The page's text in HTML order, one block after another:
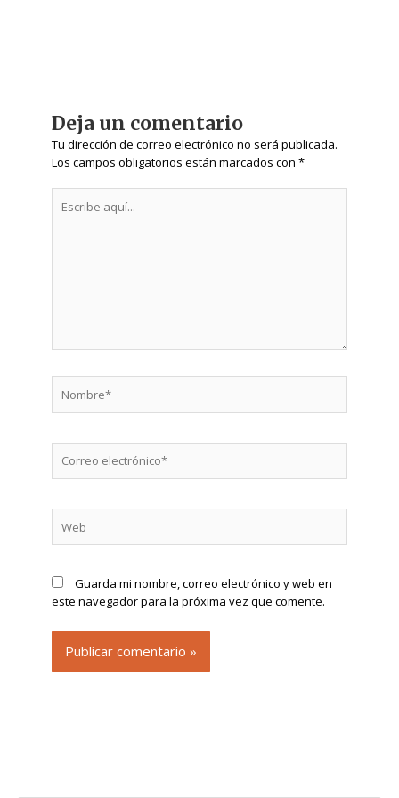
Deja un comentario
Tu dirección de correo electrónico no será publicada.
Los campos obligatorios están marcados con *
aquí...
electrónico*
Guarda mi nombre, correo electrónico y web en
este navegador para la próxima vez que comente.